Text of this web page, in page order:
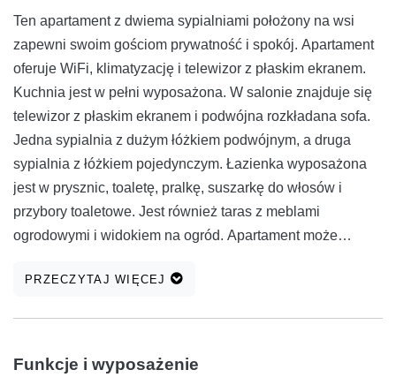
Ten apartament z dwiema sypialniami położony na wsi
zapewni swoim gościom prywatność i spokój. Apartament
oferuje WiFi, klimatyzację i telewizor z płaskim ekranem.
Kuchnia jest w pełni wyposażona. W salonie znajduje się
telewizor z płaskim ekranem i podwójna rozkładana sofa.
Jedna sypialnia z dużym łóżkiem podwójnym, a druga
sypialnia z łóżkiem pojedynczym. Łazienka wyposażona
jest w prysznic, toaletę, pralkę, suszarkę do włosów i
przybory toaletowe. Jest również taras z meblami
ogrodowymi i widokiem na ogród. Apartament może
są akceptowane po wcześniejszym powiadomieniu,
korzystać bezpłatnie.
PRZECZYTAJ WIĘCEJ
Funkcje i wyposażenie